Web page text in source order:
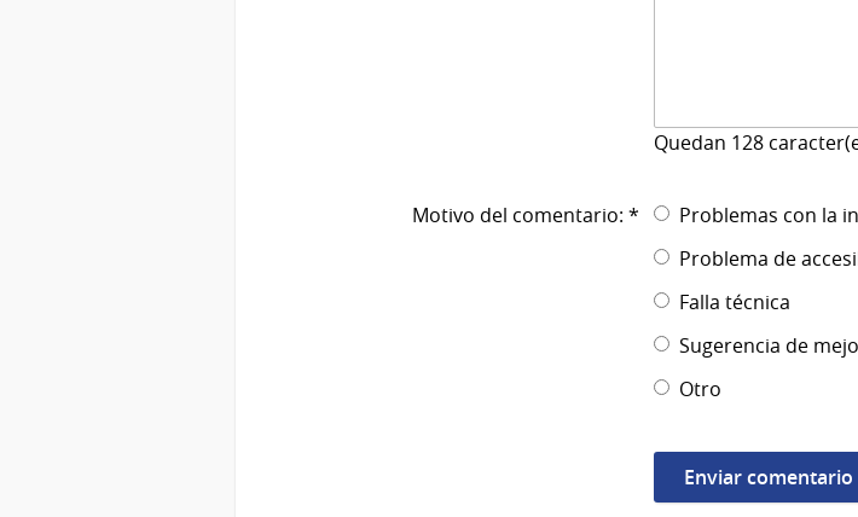
Quedan 128
Motivo del comentario: *
Problemas con la
Problema de
Falla técnica
Sugerencia de
Otro